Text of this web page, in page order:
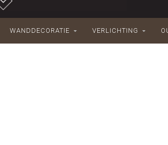
WANDDECORATIE VERLICHTING